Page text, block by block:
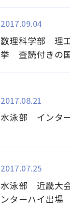
2017.09.04
数理科学部 理
挙 査読付きの
2017.08.21
水泳部 インタ
2017.07.25
水泳部 近畿大
ンターハイ出場